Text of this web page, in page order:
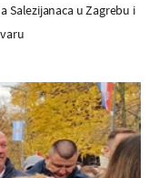
Salezijanaca u Zagrebu i